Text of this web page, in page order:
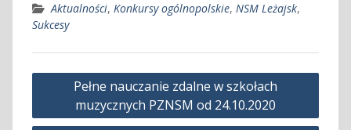
Aktualności, Konkursy ogólnopolskie, NSM Leżajsk,
Sukcesy
Nawigacja
Pełne nauczanie zdalne w szkołach
muzycznych PZNSM od 24.10.2020